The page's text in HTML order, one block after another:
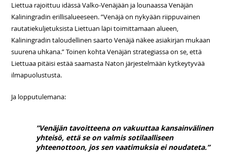
Liettua rajoittuu idässä Valko-Venäjään ja lounaassa Venäjän
Kaliningradin erillisalueeseen. ”Venäjä on nykyään riippuvainen
rautatiekuljetuksista Liettuan läpi toimittamaan alueen,
Kaliningradin taloudellinen saarto Venäjä näkee asiakirjan mukaan
suurena uhkana.” Toinen kohta Venäjän strategiassa on se, että
Liettuaa pitäisi estää saamasta Naton järjestelmään kytkeytyvää
ilmapuolustusta.
Ja lopputulemana:
”Venäjän tavoitteena on vakuuttaa kansainvälinen
yhteisö, että se on valmis sotilaalliseen
yhteenottoon, jos sen vaatimuksia ei noudateta.”